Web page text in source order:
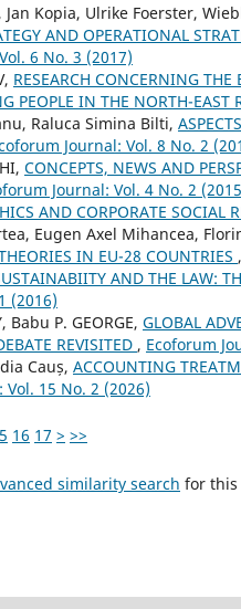
Kopia, Ulrike Foerster,
AND OPERATIONAL
6 No. 3 (2017)
RESEARCH CONCERNING
PEOPLE IN THE NORTH-EAST
Raluca Simina Bilti,
Journal: Vol. 8 No. 2
CONCEPTS, NEWS AND
Journal: Vol. 4 No. 2
AND CORPORATE SOCIAL
Eugen Axel Mihancea,
IN EU-28 COUNTRIES ,
AND THE LAW:
(2016)
Babu P. GEORGE, GLOBAL
REVISITED , Ecoforum
Cauș, ACCOUNTING
15 No. 2 (2026)
16 17 > >>
similarity search for this